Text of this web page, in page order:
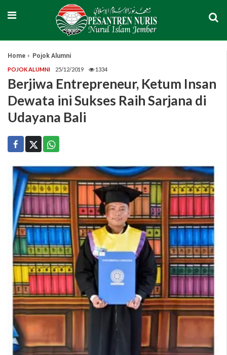
Home Pojok Alumni
POJOK ALUMNI 25/12/2019 1334
Berjiwa Entrepreneur, Ketum Insan
Dewata ini Sukses Raih Sarjana di
Udayana Bali